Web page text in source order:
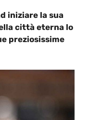
iniziare la sua
città eterna lo
preziosissime